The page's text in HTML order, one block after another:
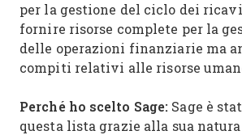
per la gestione del ciclo dei
fornire risorse complete per la
delle operazioni finanziarie ma
compiti relativi alle risorse
Perché ho scelto Sage: Sage è
questa lista grazie alla sua natura